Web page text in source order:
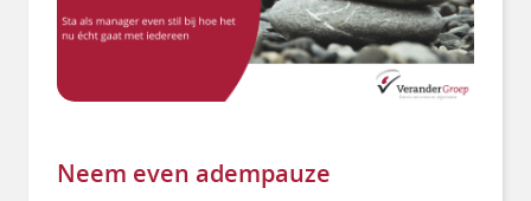
Neem even adempauze